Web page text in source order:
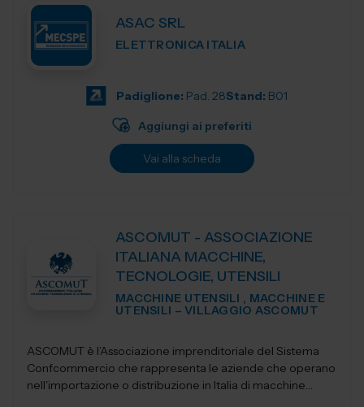
ASAC SRL
ELETTRONICA ITALIA
Padiglione: Pad. 28Stand: B01
Aggiungi ai preferiti
Vai alla scheda
ASCOMUT - ASSOCIAZIONE
ITALIANA MACCHINE,
TECNOLOGIE, UTENSILI
MACCHINE UTENSILI , MACCHINE E
UTENSILI – VILLAGGIO ASCOMUT
ASCOMUT è l’Associazione imprenditoriale del Sistema
Confcommercio che rappresenta le aziende che operano
nell'importazione o distribuzione in Italia di macchine